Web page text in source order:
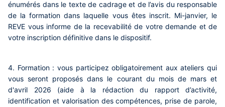
énumérés dans le texte de cadrage et de l’avis du responsable
de la formation dans laquelle vous êtes inscrit. Mi-janvier, le
REVE vous informe de la recevabilité de votre demande et de
votre inscription définitive dans le dispositif.
4. Formation : vous participez obligatoirement aux ateliers qui
vous seront proposésdans le courant du mois de mars et
d'avril 2026 (aide à la rédaction du rapport d’activité,
identification et valorisation des compétences, prise de parole,